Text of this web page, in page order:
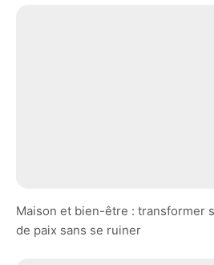
Maison et bien-être : transformer
de paix sans se ruiner